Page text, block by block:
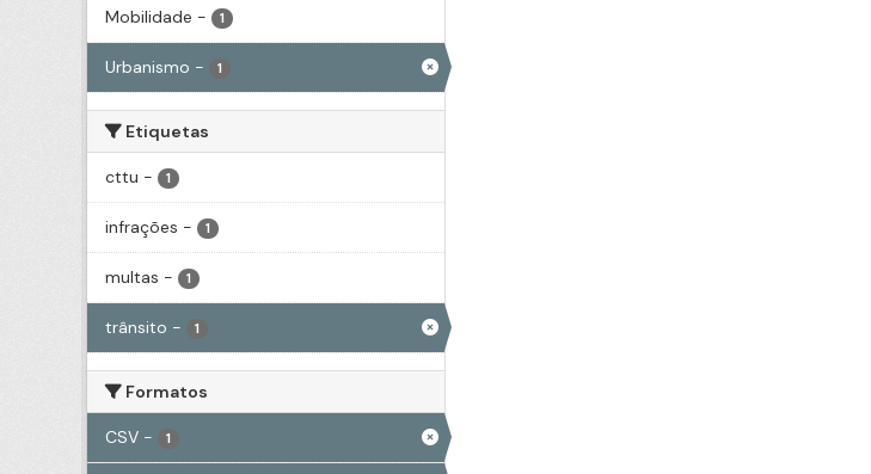
Mobilidade - 1
Urbanismo - 1
Etiquetas
cttu - 1
infrações - 1
multas - 1
trânsito - 1
Formatos
CSV - 1